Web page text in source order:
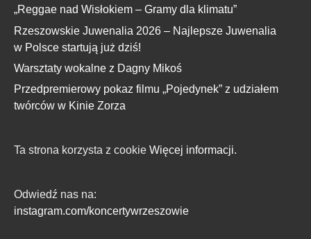
„Reggae nad Wisłokiem – Gramy dla klimatu”
Rzeszowskie Juwenalia 2026 – Najlepsze Juwenalia
w Polsce startują już dziś!
Warsztaty wokalne z Dagny Mikoś
Przedpremierowy pokaz filmu „Pojedynek” z udziałem
twórców w Kinie Zorza
Ta strona korzysta z cookie Więcej informacji.
Odwiedź nas na:
instagram.com/koncertywrzeszowie